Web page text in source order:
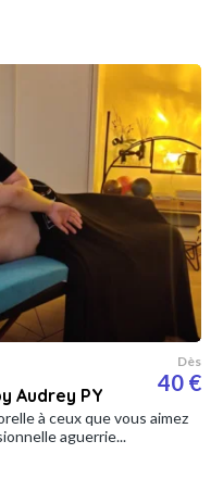
Audrey PY
Dès
40 €
à ceux que vous aimez
aguerrie...